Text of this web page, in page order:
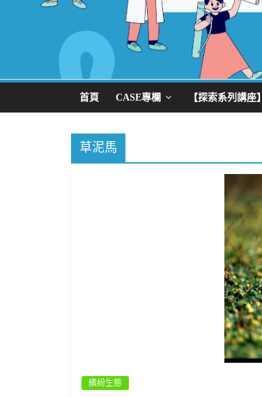
首頁 CASE專欄 【探索系列講座】
草泥馬
繽紛生態